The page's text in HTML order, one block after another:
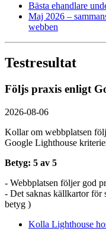
Bästa ehandlare
Maj 2026 –
webben
Testresultat
Följs praxis enligt
2026-08-06
Kollar om webbplatsen
Google Lighthouse
Betyg: 5 av 5
- Webbplatsen följer god
- Det saknas källkartor för
betyg )
Kolla Lighthouse